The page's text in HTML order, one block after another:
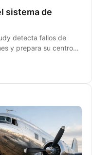
sistema de
detecta fallos de
y prepara su centro